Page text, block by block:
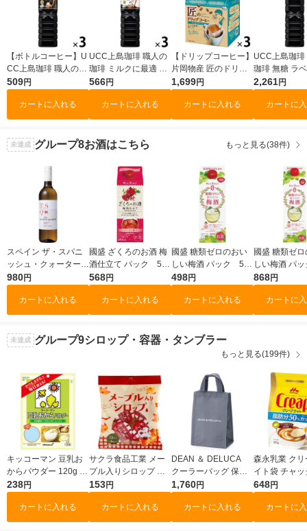
【ボトルコーヒー】U
CC上島珈琲 職人の珈
琲 無糖 900ml 1セッ
ト（3本）
509円
カートに入れる
UCC上島珈琲 職人の
珈琲 ミルクに最適 90
0ml 1セット（3本）
566円
カートに入れる
【ドリップコーヒー】
片岡物産 匠のドリッ
プコーヒー リッチブ
レンド 1セット（8袋
入×3パック）
1,699円
カートに入れる
UCC上島珈琲
珈琲 無糖 ラ
ボトル 900ml
2本入）
2,261円
カートに
未達成 グループ8お酒はこちら もっと見る(38件)
スペイン ザ・スパニ
ッシュ・クォーター
白ワイン 辛口 750ml
1本 国分
980円
カートに入れる
國盛 ざくろのお酒 梅
酒仕立て パック 500
ml 1本 中埜酒造 リ
キュール
568円
カートに入れる
國盛 糖類ゼロのおい
しい梅酒 パック 500
ml 1本 中埜酒造 梅
酒
498円
カートに入れる
國盛 糖類ゼ
しい梅酒 パ
1本 中埜酒
868円
カートに
未達成 グループ9シロップ・容器・タンブラー
もっと見る(199件)
キッコーマン 豆乳お
からパウダー 120g 1
個
238円
カートに入れる
サクラ食品工業 メー
プル入りシロップ ポ
ーション 1袋（４個
入）
153円
カートに入れる
DEAN ＆ DELUCA
クーラーバッグ 保冷
バッグ グレー S 1個
1,760円
カートに入れる
森永乳業 クリ
イト袋 チャ
1袋（180g）
ーパウダー コ
ミルク 低脂
え
648円
カートに